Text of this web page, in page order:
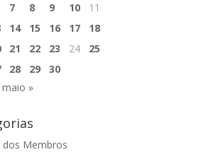
7 8 9 10
11
14 15 16 17
18
21 22 23 24
25
28 29
30
maio »
dos Membros